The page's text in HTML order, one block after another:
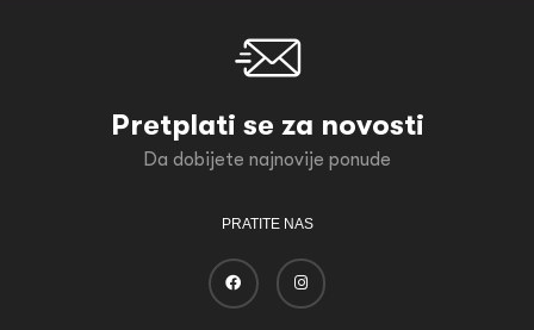
Pretplati se za novosti
Da dobijete najnovije ponude
PRATITE NAS